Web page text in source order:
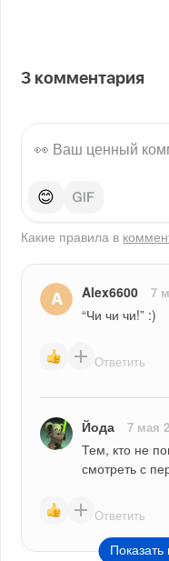
3 комментария
😊
Какие правила в
Alex6600 7
“Чи чи чи!” :)
Ответить
Йода 7 мая
Тем, кто не
смотреть с
Ответить